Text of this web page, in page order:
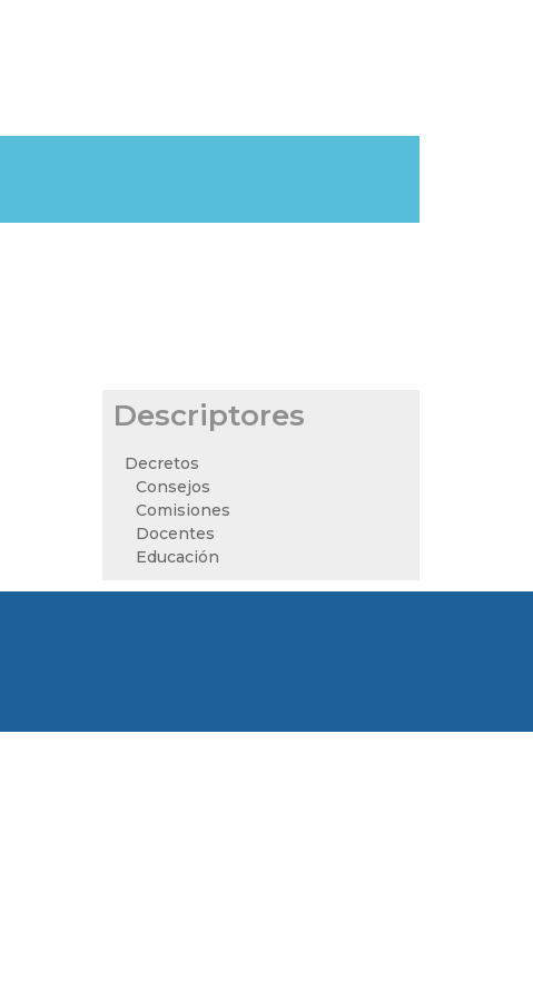
Descriptores
Decretos
Consejos
Comisiones
Docentes
Educación